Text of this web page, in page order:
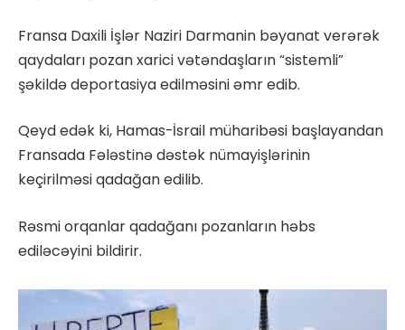
Fransa Daxili İşlər Naziri Darmanin bəyanat verərək
qaydaları pozan xarici vətəndaşların “sistemli”
şəkildə deportasiya edilməsini əmr edib.
Qeyd edək ki, Hamas-İsrail müharibəsi başlayandan
Fransada Fələstinə dəstək nümayişlərinin
keçirilməsi qadağan edilib.
Rəsmi orqanlar qadağanı pozanların həbs
ediləcəyini bildirir.